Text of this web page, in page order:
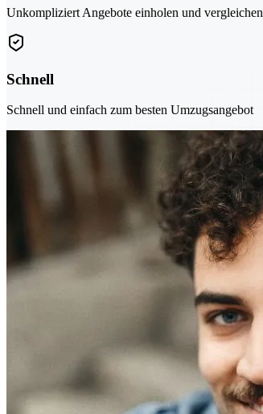
Unkompliziert Angebote einholen und vergleichen
Schnell
Schnell und einfach zum besten Umzugsangebot